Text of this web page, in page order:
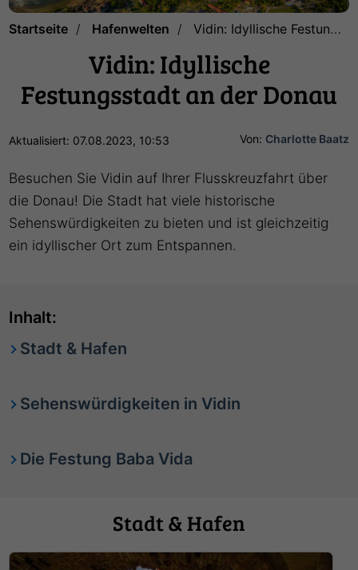
Startseite Hafenwelten Vidin: Idyllische Festungsstadt an der Donau
Vidin: Idyllische
Festungsstadt an der Donau
Von: Charlotte Baatz
Aktualisiert: 07.08.2023, 10:53
Besuchen Sie Vidin auf Ihrer Flusskreuzfahrt über
die Donau! Die Stadt hat viele historische
Sehenswürdigkeiten zu bieten und ist gleichzeitig
ein idyllischer Ort zum Entspannen.
Inhalt:
Stadt & Hafen
Sehenswürdigkeiten in Vidin
Die Festung Baba Vida
Stadt & Hafen